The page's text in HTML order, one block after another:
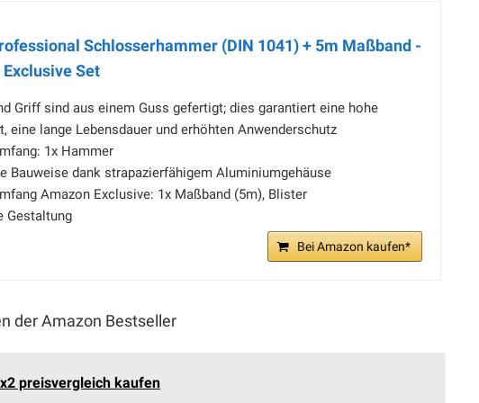
Schlosserhammer (DIN 1041) + 5m Maßband -
Set
Griff sind aus einem Guss gefertigt; dies garantiert eine hohe
eine lange Lebensdauer und erhöhten Anwenderschutz
1x Hammer
Bauweise dank strapazierfähigem Aluminiumgehäuse
Amazon Exclusive: 1x Maßband (5m), Blister
Gestaltung
Bei Amazon kaufen*
der Amazon Bestseller
preisvergleich kaufen